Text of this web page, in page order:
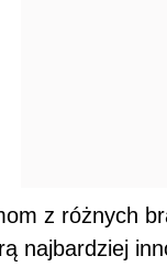
z różnych
najbardziej